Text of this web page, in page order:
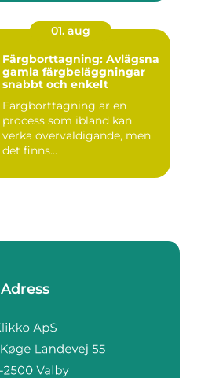
01. aug
Färgborttagning: Avlägsna
gamla färgbeläggningar
snabbt och enkelt
Färgborttagning är en
process som ibland kan
verka överväldigande, men
det finns...
Adress